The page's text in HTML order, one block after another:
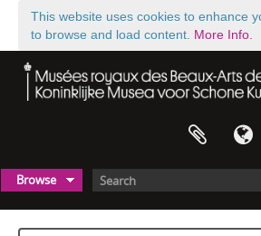
This website uses cookies to enhance
to browse and load content. More Info.
Browse